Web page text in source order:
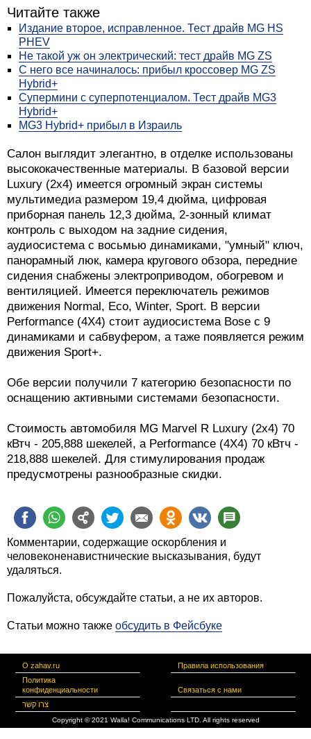
Читайте также
Издание второе, исправленное. Тест драйв MG HS
PHEV
Не такой уж он электрический: тест драйв MG ZS
С него все начиналось: прибыл кроссовер MG ZS
Hybrid+
Супермини с суперпотенциалом. Тест драйв MG3
Hybrid+
MG3 Hybrid+ прибыл в Израиль
Салон выглядит элегантно, в отделке использованы
высококачественные материалы. В базовой версии
Luxury (2х4) имеется огромный экран системы
мультимедиа размером 19,4 дюйма, цифровая
приборная панель 12,3 дюйма, 2-зонный климат
контроль с выходом на задние сидения,
аудиосистема с восьмью динамиками, "умный" ключ,
панорамный люк, камера кругового обзора, передние
сидения снабжены электроприводом, обогревом и
вентиляцией. Имеется переключатель режимов
движения Normal, Eco, Winter, Sport. В версии
Performance (4Х4) стоит аудиосистема Bose c 9
динамиками и сабвуфером, а таже появляется режим
движения Sport+.
Обе версии получили 7 категорию безопасности по
оснащению активными системами безопасности.
Стоимость автомобиля MG Marvel R Luxury (2х4) 70
кВтч - 205,888 шекелей, а Performance (4Х4) 70 кВтч -
218,888 шекелей. Для стимулирования продаж
предусмотрены разнообразные скидки.
Комментарии, содержащие оскорбления и
человеконенавистнические высказывания, будут
удаляться.
Пожалуйста, обсуждайте статьи, а не их авторов.
Статьи можно также обсудить в Фейсбуке
О zahav.ru
Правила использования
Политика
конфиденциальности
Связаться с нами
צרו קשר
Copyright © 2021 Walla! Communications LTD. All rights reserved